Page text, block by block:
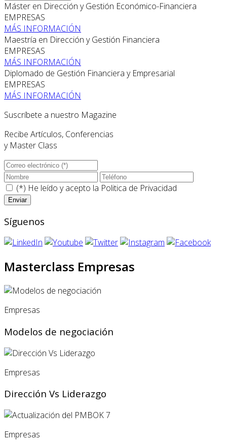
Máster en Dirección y Gestión Económico-Financiera
EMPRESAS
MÁS INFORMACIÓN
Maestría en Dirección y Gestión Financiera
EMPRESAS
MÁS INFORMACIÓN
Diplomado de Gestión Financiera y Empresarial
EMPRESAS
MÁS INFORMACIÓN
Suscríbete a nuestro Magazine
Recibe Artículos, Conferencias
y Master Class
(*) He leído y acepto la Politica de Privacidad
Síguenos
Masterclass Empresas
Empresas
Modelos de negociación
Empresas
Dirección Vs Liderazgo
Empresas